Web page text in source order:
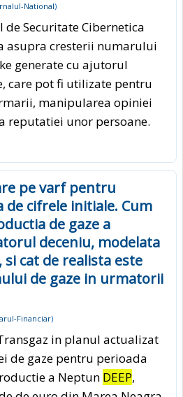
National)
Securitate Cibernetica
asupra cresterii numarului
generate cu ajutorul
care pot fi utilizate pentru
manipularea opiniei
reputatiei unor persoane.
pe varf pentru
de cifrele initiale. Cum
de gaze a
deceniu, modelata
si cat de realista este
de gaze in urmatorii
Financiar)
in planul actualizat
de gaze pentru perioada
a Neptun DEEP,